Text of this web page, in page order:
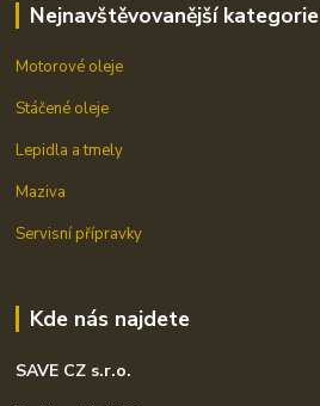
Nejnavštěvovanější kategorie
Motorové oleje
Stáčené oleje
Lepidla a tmely
Maziva
Servisní přípravky
Kde nás najdete
SAVE CZ s.r.o.